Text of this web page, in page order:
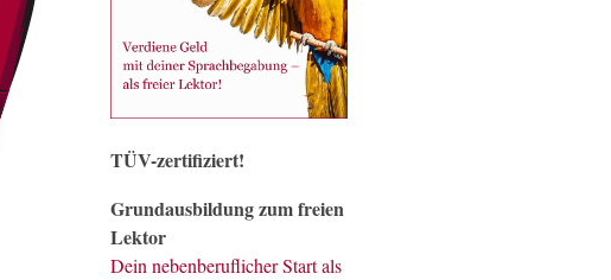
TÜV-zertifiziert!
Grundausbildung zum freien
Lektor
Dein nebenberuflicher Start als